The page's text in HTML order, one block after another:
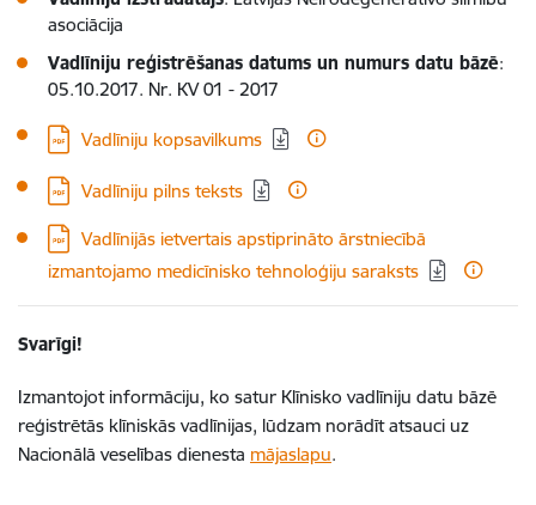
asociācija
Vadlīniju reģistrēšanas datums un numurs datu bāzē:
05.10.2017. Nr. KV 01 - 2017
Lejupielādēt:
Vadlīniju kopsavilkums
Lejupielādēt:
Vadlīniju pilns teksts
Lejupielādēt:
Vadlīnijās ietvertais apstiprināto ārstniecībā
izmantojamo medicīnisko tehnoloģiju saraksts
Svarīgi!
Izmantojot informāciju, ko satur Klīnisko vadlīniju datu bāzē
reģistrētās klīniskās vadlīnijas, lūdzam norādīt atsauci uz
Nacionālā veselības dienesta mājaslapu.